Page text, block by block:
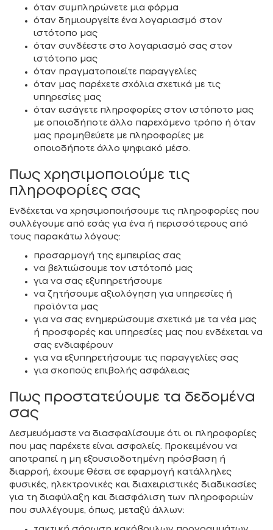
όταν συμπληρώνετε μια φόρμα
όταν δημιουργείτε ένα λογαριασμό στον
ιστότοπο μας
όταν συνδέεστε στο λογαριασμό σας στον
ιστότοπο μας
όταν πραγματοποιείτε παραγγελίες
όταν μας παρέχετε σχόλια σχετικά με τις
υπηρεσίες μας
όταν εισάγετε πληροφορίες στον ιστόποτο μας
με οποιοδήποτε άλλο παρεχόμενο τρόπο ή όταν
μας προμηθεύετε με πληροφορίες με
οποιοδήποτε άλλο ψηφιακό μέσο.
Πως χρησιμοποιούμε τις
πληροφορίες σας
Ενδέχεται να χρησιμοποιήσουμε τις πληροφορίες που
συλλέγουμε από εσάς για ένα ή περισσότερους από
τους παρακάτω λόγους:
προσαρμογή της εμπειρίας σας
να βελτιώσουμε τον ιστότοπό μας
για να σας εξυπηρετήσουμε
να ζητήσουμε αξιολόγηση για υπηρεσίες ή
προϊόντα μας
για να σας ενημερώσουμε σχετικά με τα νέα μας
ή προσφορές και υπηρεσίες μας που ενδέχεται να
σας ενδιαφέρουν
για να εξυπηρετήσουμε τις παραγγελίες σας
για σκοπούς επιβολής ασφάλειας
Πως προστατεύουμε τα δεδομένα
σας
Δεσμευόμαστε να διασφαλίσουμε ότι οι πληροφορίες
που μας παρέχετε είναι ασφαλείς. Προκειμένου να
αποτραπεί η μη εξουσιοδοτημένη πρόσβαση ή
διαρροή, έχουμε θέσει σε εφαρμογή κατάλληλες
φυσικές, ηλεκτρονικές και διαχειριστικές διαδικασίες
για τη διαφύλαξη και διασφάλιση των πληροφοριών
που συλλέγουμε, όπως, μεταξύ άλλων: